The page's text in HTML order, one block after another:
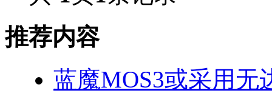
推荐内容
蓝魔MOS3或采用无